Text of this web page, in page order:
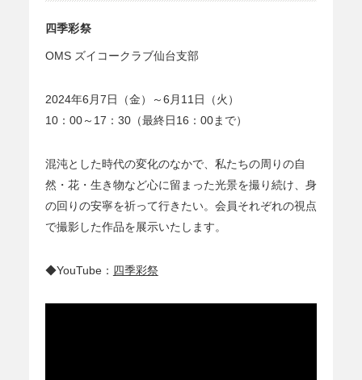
四季彩祭
OMS ズイコークラブ仙台支部
2024年6月7日（金）～6月11日（火）
10：00～17：30（最終日16：00まで）
混沌とした時代の変化のなかで、私たちの周りの自
然・花・生き物など心に留まった光景を撮り続け、身
の回りの安寧を祈って行きたい。会員それぞれの視点
で撮影した作品を展示いたします。
◆YouTube： 四季彩祭